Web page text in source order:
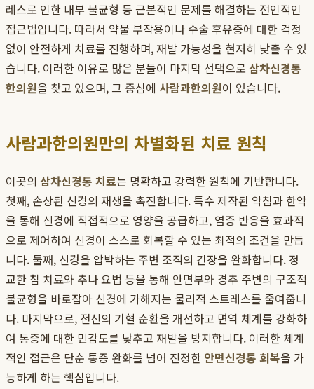
레스로 인한 내부 불균형 등 근본적인 문제를 해결하는 전인적인
접근법입니다. 따라서 약물 부작용이나 수술 후유증에 대한 걱정
없이 안전하게 치료를 진행하며, 재발 가능성을 현저히 낮출 수 있
습니다. 이러한 이유로 많은 분들이 마지막 선택으로 삼차신경통
한의원을 찾고 있으며, 그 중심에 사람과한의원이 있습니다.
사람과한의원만의 차별화된 치료 원칙
이곳의 삼차신경통 치료는 명확하고 강력한 원칙에 기반합니다.
첫째, 손상된 신경의 재생을 촉진합니다. 특수 제작된 약침과 한약
을 통해 신경에 직접적으로 영양을 공급하고, 염증 반응을 효과적
으로 제어하여 신경이 스스로 회복할 수 있는 최적의 조건을 만듭
니다. 둘째, 신경을 압박하는 주변 조직의 긴장을 완화합니다. 정
교한 침 치료와 추나 요법 등을 통해 안면부와 경추 주변의 구조적
불균형을 바로잡아 신경에 가해지는 물리적 스트레스를 줄여줍니
다. 마지막으로, 전신의 기혈 순환을 개선하고 면역 체계를 강화하
여 통증에 대한 민감도를 낮추고 재발을 방지합니다. 이러한 체계
적인 접근은 단순 통증 완화를 넘어 진정한 안면신경통 회복을 가
능하게 하는 핵심입니다.